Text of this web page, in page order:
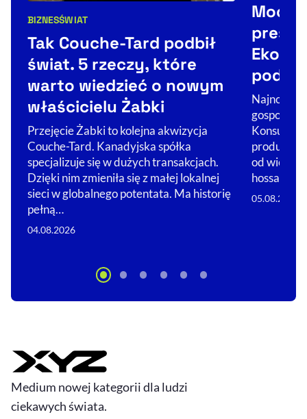
Kategorie artykułu:
BIZNESŚWIAT
Tak Couche-Tard podbił
świat. 5 rzeczy, które
warto wiedzieć o nowym
właścicielu Żabki
Przejęcie Żabki to kolejna akwizycja
Couche-Tard. Kanadyjska spółka
specjalizuje się w dużych transakcjach.
Dzięki nim zmieniła się z małej lokalnej
sieci w globalnego potentata. Ma historię
pełną…
04.08.2026
produkcja
od wielu
hossa.…
05.08.2026
Medium nowej kategorii dla ludzi
ciekawych świata.